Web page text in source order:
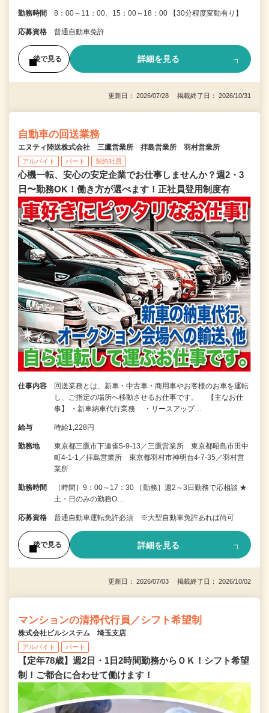
勤務時間 8：00～11：00、15：00～18：00 【30分程度変動有り】
応募資格 普通自動車免許
後で見る 詳細を見る
更新日： 2026/07/28 掲載終了日： 2026/10/31
自動車の回送業務
エヌティ陸送株式会社 三鷹営業所 拝島営業所 羽村営業所
アルバイト パート 契約社員
心機一転、安心の安定企業でお仕事しませんか？週2・3
日〜勤務OK！働き方が選べます！正社員登用制度有
仕事内容
回送業務とは、新車・中古車・商用車やお客様のお車を運転
し、ご指定の場所へ移動させるお仕事です。 【主なお仕
事】 ・新車納車代行業務 ・リースアップ…
給与 時給1,228円
勤務地
東京都三鷹市下連雀5-9-13／三鷹営業所 東京都昭島市田中
町4-1-1／拝島営業所 東京都羽村市神明台4-7-35／羽村営
業所
勤務時間
［時間］9：00～17：30 ［勤務］週2～3日勤務で応相談 ★
土・日のみの勤務O…
応募資格 普通自動車運転免許必須 ※大型自動車免許あれば尚可
後で見る 詳細を見る
更新日： 2026/07/03 掲載終了日： 2026/10/02
マンションの清掃代行員／シフト希望制
株式会社ビルシステム 埼玉支店
アルバイト パート
【定年78歳】週2日・1日2時間勤務からＯＫ！シフト希望
制！ご都合に合わせて働けます！